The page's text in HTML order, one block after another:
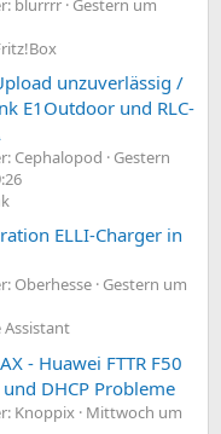
blurrrr Gestern um
unzuverlässig /
E1Outdoor und RLC-
Cephalopod
Gestern
ELLI-Charger in
Oberhesse Gestern um
Assistant
- Huawei FTTR F50
DHCP Probleme
Knoppix
Mittwoch um